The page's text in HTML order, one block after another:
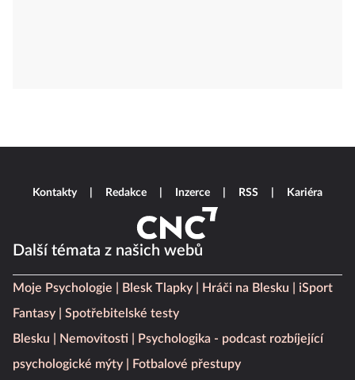
Další témata z našich webů
Moje Psychologie Blesk Tlapky Hráči na Blesku
iSport
Fantasy
Spotřebitelské testy
Blesku
Nemovitosti
Psychologika - podcast rozbíjející
psychologické mýty
Fotbalové přestupy
Kontakty Redakce Inzerce RSS Kariéra